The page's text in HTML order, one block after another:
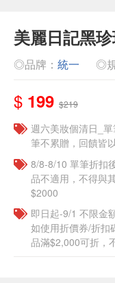
美麗日記黑
◎品牌： 統一 ◎
$ 199 $219
週六美妝個清日_
筆不累贈，回饋皆
8/8-8/10 單筆折扣
品不適用，不得與
$2000
即日起-9/1 不限金
如使用折價券/折扣
品滿$2,000可折，